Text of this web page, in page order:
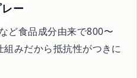
処分・回収
ー
ど食品成分由来で800〜
みだから抵抗性がつきに